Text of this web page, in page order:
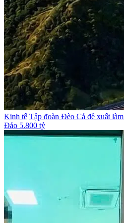
Kinh tế Tập đoàn Đèo Cả đề xuất
Đảo 5.800 tỷ